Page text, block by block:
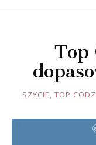
Top
JOULE
SZYCIE, TOP